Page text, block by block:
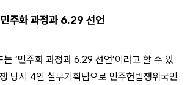
민주화 과정과 6.29 선언
는 ‘민주화 과정과 6.29 선언’이라고 할 수 있
당시 4인 실무기획팀으로 민주헌법쟁위국민